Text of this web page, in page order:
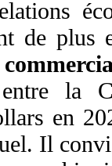
de plus
entre la
en
Il